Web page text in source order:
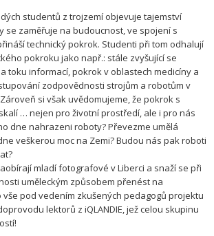
studentů z trojzemí objevuje tajemství
se zaměřuje na budoucnost, ve spojení s
technický pokrok. Studenti při tom odhalují
pokroku jako např.: stále zvyšující se
toku informací, pokrok v oblastech medicíny a
zodpovědnosti strojům a robotům v
si však uvědomujeme, že pokrok s
… nejen pro životní prostředí, ale i pro nás
dne nahrazeni roboty? Převezme umělá
veškerou moc na Zemi? Budou nás pak roboti
mladí fotografové v Liberci a snaží se při
uměleckým způsobem přenést na
pod vedením zkušených pedagogů projektu
lektorů z iQLANDIE, jež celou skupinu